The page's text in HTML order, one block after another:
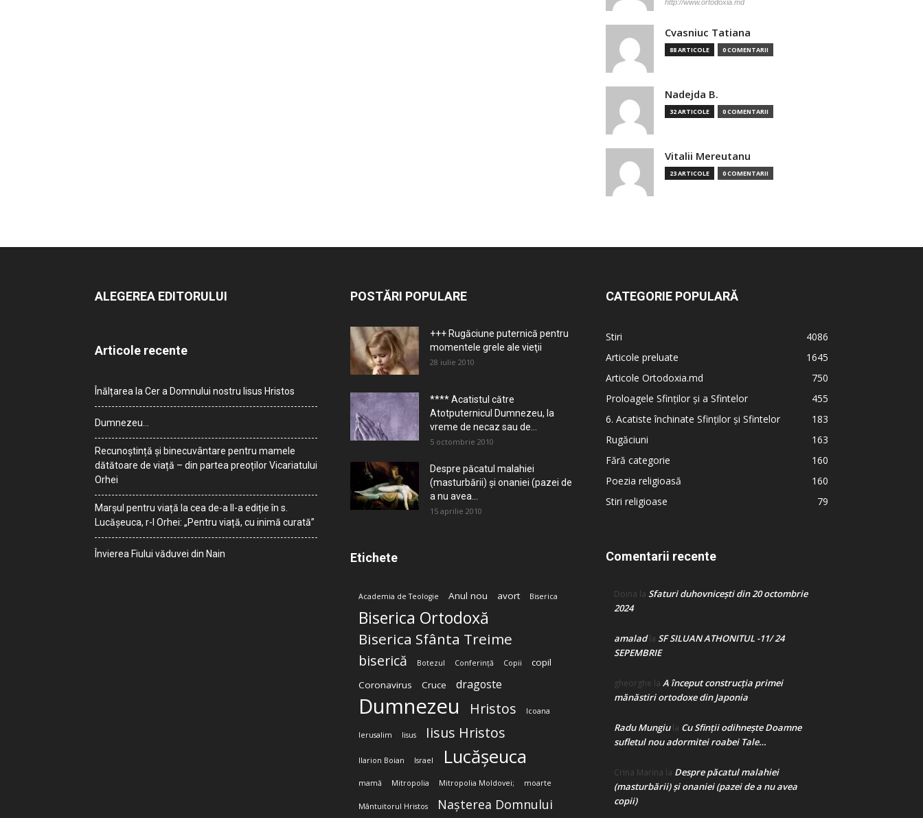
http://www.ortodoxia.md
Cvasniuc Tatiana
88 ARTICOLE 0 COMENTARII
Nadejda B.
32 ARTICOLE 0 COMENTARII
Vitalii Mereutanu
23 ARTICOLE 0 COMENTARII
ALEGEREA EDITORULUI
Articole recente
Înălțarea la Cer a Domnului nostru Iisus Hristos
Dumnezeu…
Recunoștință și binecuvântare pentru mamele
dătătoare de viață – din partea preoților Vicariatului
Orhei
Marșul pentru viață la cea de-a II-a ediție în s.
Lucășeuca, r-l Orhei: „Pentru viață, cu inimă curată”
Învierea Fiului văduvei din Nain
POSTĂRI POPULARE
+++ Rugăciune puternică pentru
momentele grele ale vieţii
28 iulie 2010
**** Acatistul către
Atotputernicul Dumnezeu, la
vreme de necaz sau de...
5 octombrie 2010
Despre păcatul malahiei
(masturbării) şi onaniei (pazei de
a nu avea...
15 aprilie 2010
Etichete
Academia de Teologie Anul nou avort Biserica
Biserica Ortodoxă
Biserica Sfânta Treime
biserică Botezul Conferință Copii
copil
Coronavirus
Cruce dragoste
Dumnezeu Hristos Icoana
Ierusalim Iisus Iisus Hristos
Ilarion Boian Israel Lucășeuca
mamă Mitropolia Mitropolia Moldovei; moarte
Mântuitorul Hristos Nașterea Domnului
CATEGORIE POPULARĂ
Stiri
4086
Articole preluate
1645
Articole Ortodoxia.md
750
Proloagele Sfinților și a Sfintelor
455
6. Acatiste închinate Sfinților și Sfintelor
183
Rugăciuni
163
Fără categorie
160
Poezia religioasă
160
Stiri religioase
79
Comentarii recente
Doina la Sfaturi duhovnicești din 20 octombrie
2024
amaladla SF SILUAN ATHONITUL -11/ 24
SEPEMBRIE
gheorghe la A început construcţia primei
mănăstiri ortodoxe din Japonia
Radu Mungiula Cu Sfinții odihnește Doamne
sufletul nou adormitei roabei Tale…
Crina Marina la Despre păcatul malahiei
(masturbării) şi onaniei (pazei de a nu avea
copii)